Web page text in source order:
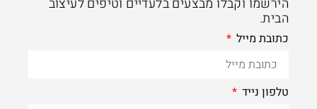
הבית.
כתובת מייל
טלפון נייד